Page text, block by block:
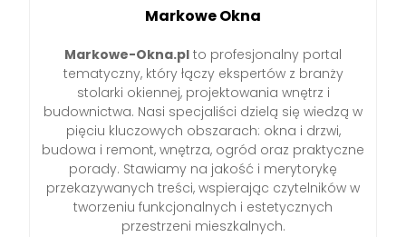
Markowe Okna
Markowe-Okna.pl to profesjonalny portal
tematyczny, który łączy ekspertów z branży
stolarki okiennej, projektowania wnętrz i
budownictwa. Nasi specjaliści dzielą się wiedzą w
pięciu kluczowych obszarach: okna i drzwi,
budowa i remont, wnętrza, ogród oraz praktyczne
porady. Stawiamy na jakość i merytorykę
przekazywanych treści, wspierając czytelników w
tworzeniu funkcjonalnych i estetycznych
przestrzeni mieszkalnych.